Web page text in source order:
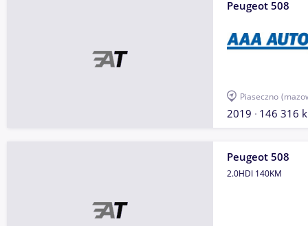
Peugeot 508
Piaseczno
2019 146 316
Peugeot 508
2.0HDI 140KM